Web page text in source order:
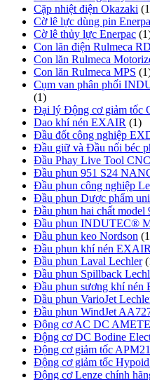
Cặp nhiệt điện Okazaki
Cờ lê lực dùng pin
Cờ lê thủy lực Enerpac
Con lăn điện Rulmeca
Con lăn Rulmeca
Con lăn Rulmeca MPS
Cụm van phân phối
(1)
Đại lý Động cơ giảm tốc
Dao khí nén EXAIR (1)
Đầu đốt công nghiệp
Đầu giữ và Đầu nối béc
Đầu Phay Live Tool
Đầu phun 951 S24
Đầu phun công nghiệp
Đầu phun Dược phẩm
Đầu phun hai chất model
Đầu phun INDUTEC®
Đầu phun keo Nordson
Đầu phun khí nén EXAIR
Đầu phun Laval Lechler
Đầu phun Spillback
Đầu phun sương khí nén
Đầu phun VarioJet
Đầu phun WindJet
Động cơ AC DC
Động cơ DC Bodine
Động cơ giảm tốc
Động cơ giảm tốc
Động cơ Lenze chính